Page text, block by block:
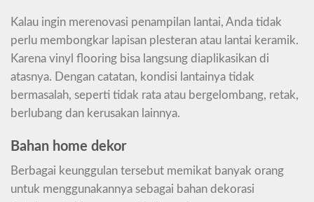
Kalau ingin merenovasi penampilan lantai, Anda tidak
perlu membongkar lapisan plesteran atau lantai keramik.
Karena vinyl flooring bisa langsung diaplikasikan di
atasnya. Dengan catatan, kondisi lantainya tidak
bermasalah, seperti tidak rata atau bergelombang, retak,
berlubang dan kerusakan lainnya.
Bahan home dekor
Berbagai keunggulan tersebut memikat banyak orang
untuk menggunakannya sebagai bahan dekorasi